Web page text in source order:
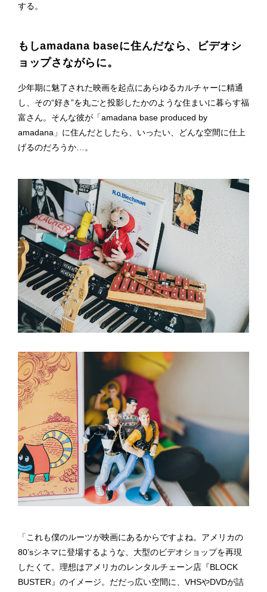
する。
もしamadana baseに住んだなら、ビデオシ
ョップさながらに。
少年期に魅了された映画を起点にあらゆるカルチャーに精通
し、その“好き”を丸ごと投影したかのような住まいに暮らす福
富さん。そんな彼が「amadana base produced by
amadana」に住んだとしたら、いったい、どんな空間に仕上
げるのだろうか…。
「これも僕のルーツが映画にあるからですよね。アメリカの
80’sシネマに登場するような、大型のビデオショップを再現
したくて。理想はアメリカのレンタルチェーン店『BLOCK
BUSTER』のイメージ。だだっ広い空間に、VHSやDVDが詰